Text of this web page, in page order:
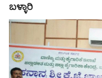
ಬಳ್ಳಾರಿ